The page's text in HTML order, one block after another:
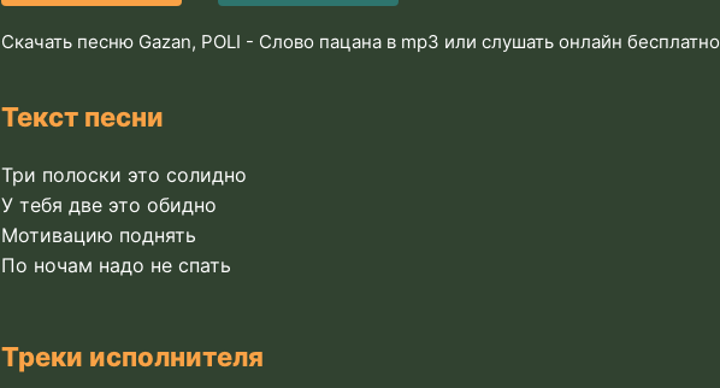
Скачать песню Gazan, POLI - Слово пацана в mp3 или слушать онлайн бесплатно
Текст песни
Три полоски это солидно
У тебя две это обидно
Мотивацию поднять
По ночам надо не спать
Треки исполнителя